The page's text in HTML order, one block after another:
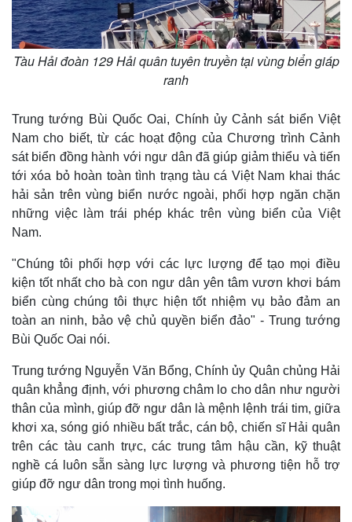
Tàu Hải đoàn 129 Hải quân tuyên truyền tại vùng biển giáp
ranh
Trung tướng Bùi Quốc Oai, Chính ủy Cảnh sát biển Việt
Nam cho biết, từ các hoạt động của Chương trình Cảnh
sát biển đồng hành với ngư dân đã giúp giảm thiểu và tiến
tới xóa bỏ hoàn toàn tình trạng tàu cá Việt Nam khai thác
hải sản trên vùng biển nước ngoài, phối hợp ngăn chặn
những việc làm trái phép khác trên vùng biển của Việt
Nam.
"Chúng tôi phối hợp với các lực lượng để tạo mọi điều
kiện tốt nhất cho bà con ngư dân yên tâm vươn khơi bám
biển cùng chúng tôi thực hiện tốt nhiệm vụ bảo đảm an
toàn an ninh, bảo vệ chủ quyền biển đảo" - Trung tướng
Bùi Quốc Oai nói.
Trung tướng Nguyễn Văn Bổng, Chính ủy Quân chủng Hải
quân khẳng định, với phương châm lo cho dân như người
thân của mình, giúp đỡ ngư dân là mệnh lệnh trái tim, giữa
khơi xa, sóng gió nhiều bất trắc, cán bộ, chiến sĩ Hải quân
trên các tàu canh trực, các trung tâm hậu cần, kỹ thuật
nghề cá luôn sẵn sàng lực lượng và phương tiện hỗ trợ
giúp đỡ ngư dân trong mọi tình huống.